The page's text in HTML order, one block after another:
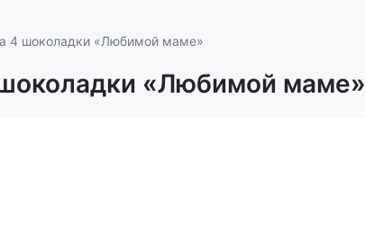
4 шоколадки «Любимой маме»
«Любимой маме»